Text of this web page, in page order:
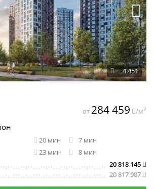
4 451
20 мин
7 мин
23 мин
8 мин
20 818 145
20 817 987
от 284 459 /м2